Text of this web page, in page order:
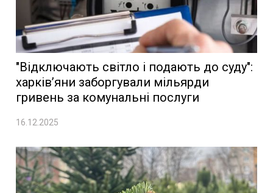
"Відключають світло і подають до суду":
харків’яни заборгували мільярди
гривень за комунальні послуги
16.12.2025